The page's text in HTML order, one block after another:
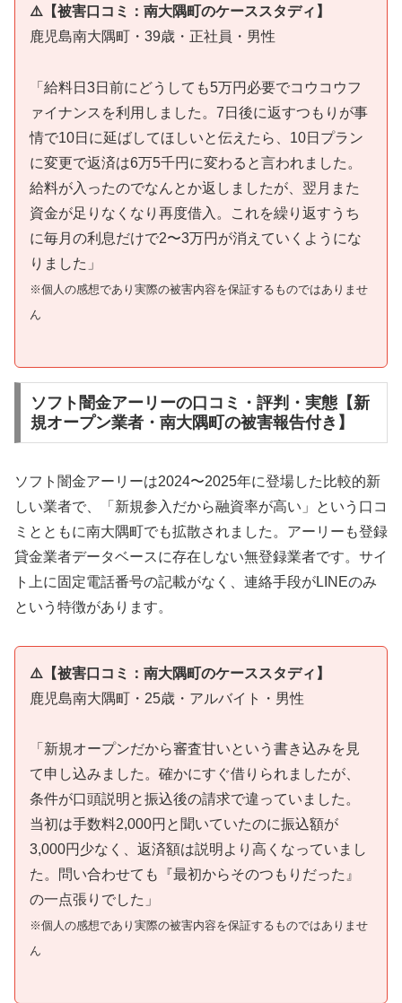
⚠️【被害口コミ：南大隅町のケーススタディ】
鹿児島南大隅町・39歳・正社員・男性
「給料日3日前にどうしても5万円必要でコウコウフ
ァイナンスを利用しました。7日後に返すつもりが事
情で10日に延ばしてほしいと伝えたら、10日プラン
に変更で返済は6万5千円に変わると言われました。
給料が入ったのでなんとか返しましたが、翌月また
資金が足りなくなり再度借入。これを繰り返すうち
に毎月の利息だけで2〜3万円が消えていくようにな
りました」
※個人の感想であり実際の被害内容を保証するものではありませ
ん
ソフト闇金アーリーの口コミ・評判・実態【新
規オープン業者・南大隅町の被害報告付き】
ソフト闇金アーリーは2024〜2025年に登場した比較的新
しい業者で、「新規参入だから融資率が高い」という口コ
ミとともに南大隅町でも拡散されました。アーリーも登録
貸金業者データベースに存在しない無登録業者です。サイ
ト上に固定電話番号の記載がなく、連絡手段がLINEのみ
という特徴があります。
⚠️【被害口コミ：南大隅町のケーススタディ】
鹿児島南大隅町・25歳・アルバイト・男性
「新規オープンだから審査甘いという書き込みを見
て申し込みました。確かにすぐ借りられましたが、
条件が口頭説明と振込後の請求で違っていました。
当初は手数料2,000円と聞いていたのに振込額が
3,000円少なく、返済額は説明より高くなっていまし
た。問い合わせても『最初からそのつもりだった』
の一点張りでした」
※個人の感想であり実際の被害内容を保証するものではありませ
ん